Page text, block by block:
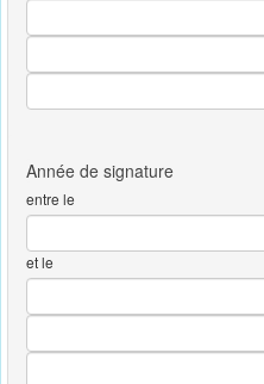
entre le
et le